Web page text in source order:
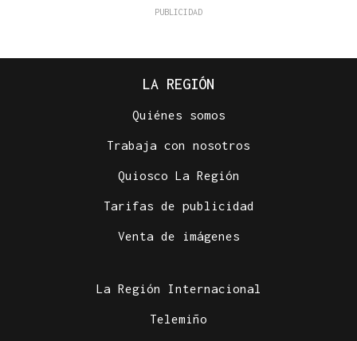
LA REGIÓN
Quiénes somos
Trabaja con nosotros
Quiosco La Región
Tarifas de publicidad
Venta de imágenes
La Región Internacional
Telemiño